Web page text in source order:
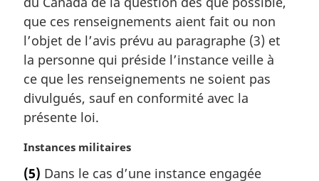
:
que ces renseignements aient fait ou non
l’objet de l’avis prévu au paragraphe (3) et
la personne qui préside l’instance veille à
ce que les renseignements ne soient pas
divulgués, sauf en conformité avec la
présente loi.
N
Instances militaires
(5) Dans le cas d’une instance engagée